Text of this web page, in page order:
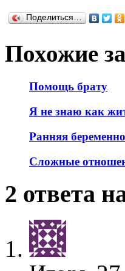
Поделиться…
Похожие
Помощь брату
Я не знаю как
Ранняя
Сложные
2 ответа